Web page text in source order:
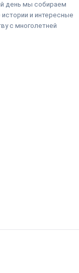
день мы собираем
и интересные
с многолетней